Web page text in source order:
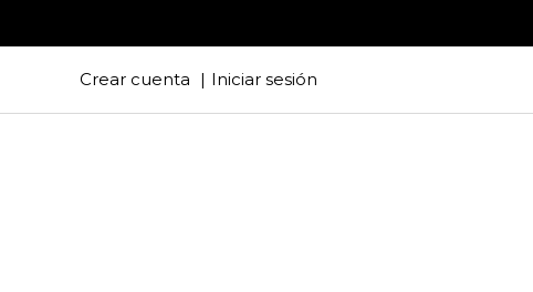
Crear cuenta Iniciar sesión